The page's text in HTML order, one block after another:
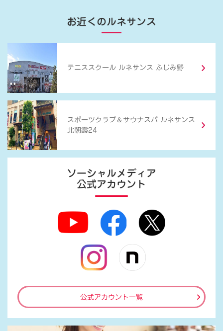
お近くのルネサンス
テニススクール ルネサンス ふじみ野
スポーツクラブ ＆ サウナスパ ルネサンス
北朝霞24
ソーシャルメディア
公式アカウント
公式アカウント一覧